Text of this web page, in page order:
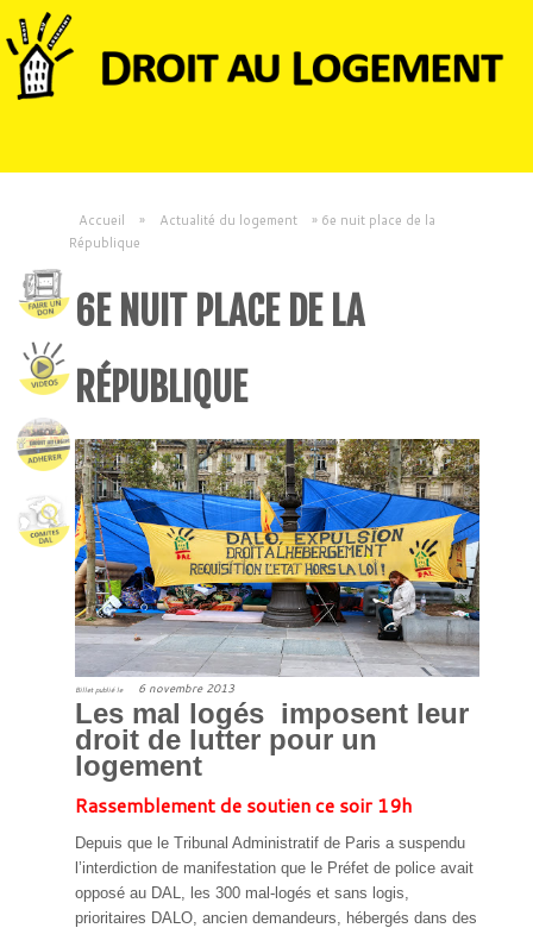
Accueil » Actualité du logement » 6e nuit place de la
République
6E NUIT PLACE DE LA
RÉPUBLIQUE
Billet publié le 6 novembre 2013
Les mal logés imposent leur
droit de lutter pour un
logement
Rassemblement de soutien ce soir 19h
Depuis que le Tribunal Administratif de Paris a suspendu
l’interdiction de manifestation que le Préfet de police avait
opposé au DAL, les 300 mal-logés et sans logis,
prioritaires DALO, ancien demandeurs, hébergés dans des